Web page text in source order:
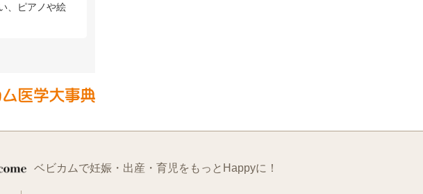
、ピアノや絵
ベビカムで妊娠・出産・育児をもっとHappyに！